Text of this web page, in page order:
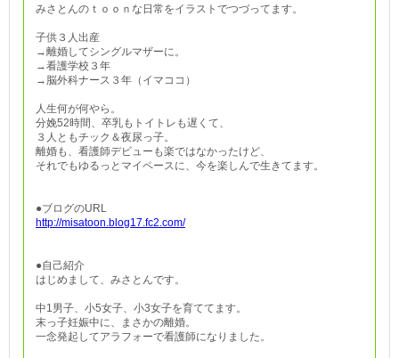
みさとんのｔｏｏｎな日常をイラストでつづってます。
子供３人出産
→離婚してシングルマザーに。
→看護学校３年
→脳外科ナース３年（イマココ）
人生何が何やら。
分娩52時間、卒乳もトイトレも遅くて、
３人ともチック＆夜尿っ子。
離婚も、看護師デビューも楽ではなかったけど、
それでもゆるっとマイペースに、今を楽しんで生きてます。
●ブログのURL
http://misatoon.blog17.fc2.com/
●自己紹介
はじめまして、みさとんです。
中1男子、小5女子、小3女子を育ててます。
末っ子妊娠中に、まさかの離婚。
一念発起してアラフォーで看護師になりました。